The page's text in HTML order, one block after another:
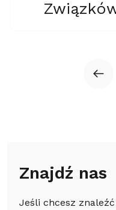
Znajdź nas
Jeśli chcesz